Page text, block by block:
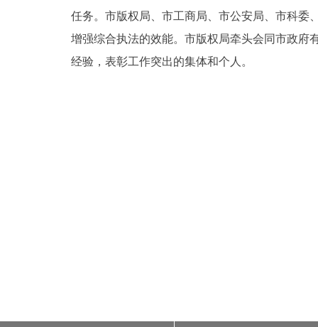
任务。市版权局、市工商局、市公安局、市科委
增强综合执法的效能。市版权局牵头会同市政府
经验，表彰工作突出的集体和个人。